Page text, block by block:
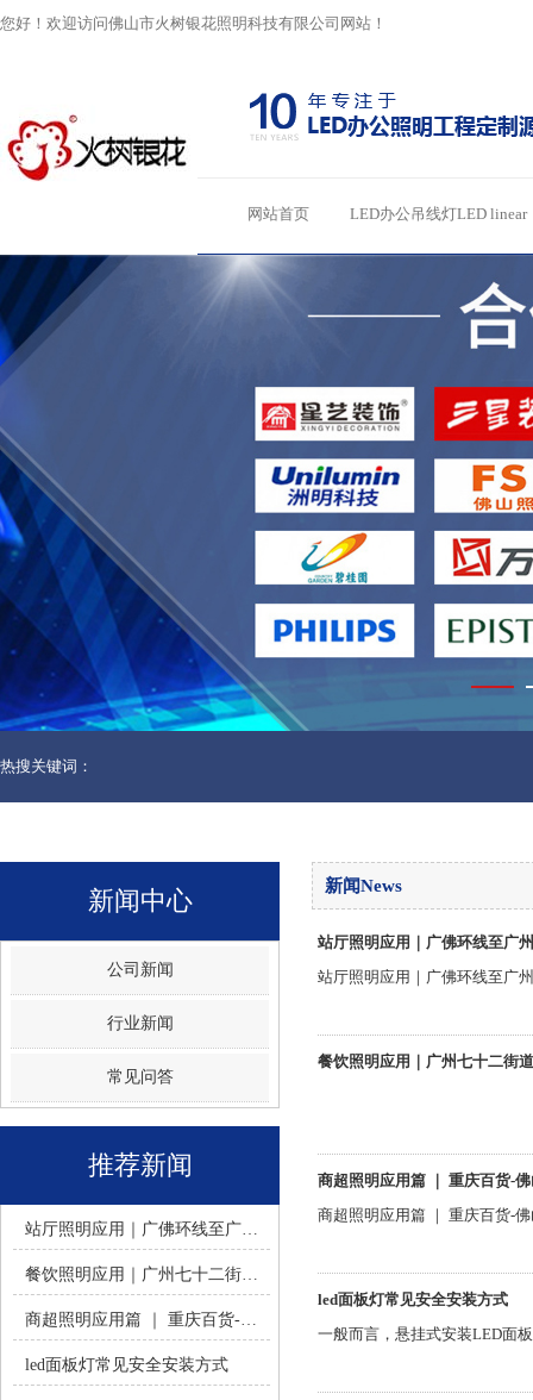
您好！欢迎访问佛山市火树银花照明科技有限公司网站！
网站首页 LED办公吊线灯LED linear
热搜关键词：
新闻中心
公司新闻
行业新闻
常见问答
推荐新闻
站厅照明应用｜广佛环线至广州南站 -佛山火树银花照明
餐饮照明应用｜广州七十二街道餐饮连锁-佛山火树银花照明
商超照明应用篇 ｜ 重庆百货-佛山火树银花照明合作历程
led面板灯常见安全安装方式
新闻News
站厅照明应用｜广佛环线至广
站厅照明应用｜广佛环线至广
餐饮照明应用｜广州七十二街
商超照明应用篇 ｜ 重庆百货-
商超照明应用篇 ｜ 重庆百货-
led面板灯常见安全安装方式
一般而言，悬挂式安装LED面